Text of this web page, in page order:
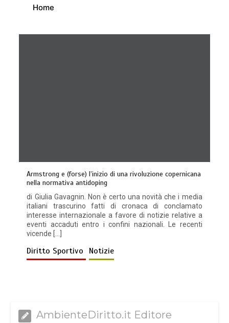
Home
Armstrong e (forse) l’inizio di una rivoluzione copernicana
nella normativa antidoping
di Giulia Gavagnin. Non è certo una novità che i media
italiani trascurino fatti di cronaca di conclamato
interesse internazionale a favore di notizie relative a
eventi accaduti entro i confini nazionali. Le recenti
vicende […]
Diritto Sportivo Notizie
AmbienteDiritto.it Editore